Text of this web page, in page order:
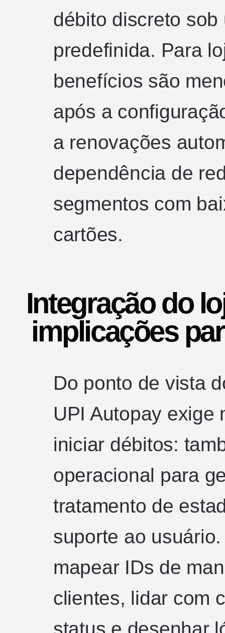
débito discreto
predefinida. Para
benefícios são
após a
a renovações
dependência de
segmentos com
cartões.
Integração do
implicações
Do ponto de vista
UPI Autopay exige
iniciar débitos:
operacional para
tratamento de
suporte ao
mapear IDs de
clientes, lidar com
status e desenhar